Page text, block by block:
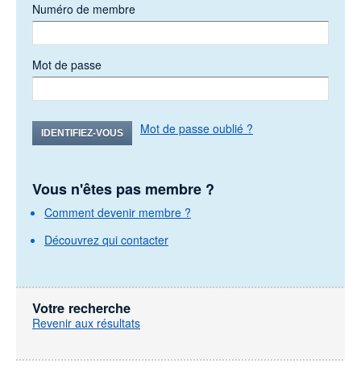
Numéro de membre
Mot de passe
IDENTIFIEZ-VOUS Mot de passe oublié ?
Vous n'êtes pas membre ?
Comment devenir membre ?
Découvrez qui contacter
Votre recherche
Revenir aux résultats